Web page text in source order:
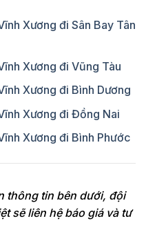
Xương đi Sân Bay Tân
Xương đi Vũng Tàu
Xương đi Bình Dương
Xương đi Đồng Nai
Xương đi Bình Phước
thông tin bên dưới, đội
sẽ liên hệ báo giá và tư